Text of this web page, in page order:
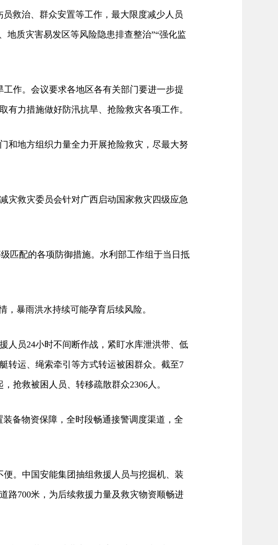
救治、群众安置等工作，最大限度减少人员
地质灾害易发区等风险隐患排查整治”“强化监
作。会议要求各地区各有关部门要进一步提
力措施做好防汛抗旱、抢险救灾各项工作。
地方组织力量全力开展抢险救灾，尽最大努
救灾委员会针对广西启动国家救灾四级应急
配的各项防御措施。水利部工作组于当日抵
暴雨洪水持续可能孕育后续风险。
员24小时不间断作战，紧盯水库泄洪带、低
转运、绳索牵引等方式转运被困群众。截至7
抢救被困人员、转移疏散群众2306人。
备物资保障，全时段畅通接警调度渠道，全
。中国安能集团抽组救援人员与挖掘机、装
路700米，为后续救援力量及救灾物资顺畅进